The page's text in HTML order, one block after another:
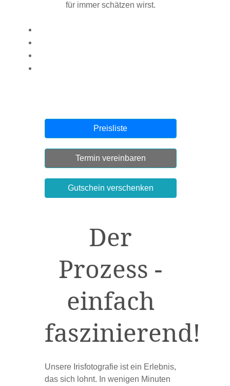
für immer schätzen wirst.
Preisliste
Termin vereinbaren
Gutschein verschenken
Der
Prozess -
einfach
faszinierend!
Unsere Irisfotografie ist ein Erlebnis,
das sich lohnt. In wenigen Minuten